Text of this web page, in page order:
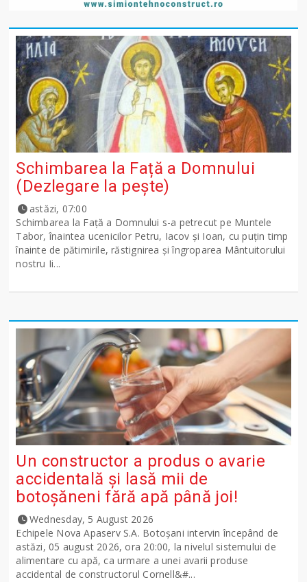
Schimbarea la Față a Domnului
(Dezlegare la peşte)
astăzi, 07:00
Schimbarea la Față a Domnului s-a petrecut pe Muntele
Tabor, înaintea ucenicilor Petru, Iacov și Ioan, cu puțin timp
înainte de pătimirile, răstignirea și îngroparea Mântuitorului
nostru Ii...
Un constructor a produs o avarie
accidentală și lasă mii de
botoșăneni fără apă până joi!
Wednesday, 5 August 2026
Echipele Nova Apaserv S.A. Botoșani intervin începând de
astăzi, 05 august 2026, ora 20:00, la nivelul sistemului de
alimentare cu apă, ca urmare a unei avarii produse
accidental de constructorul Cornell&#...